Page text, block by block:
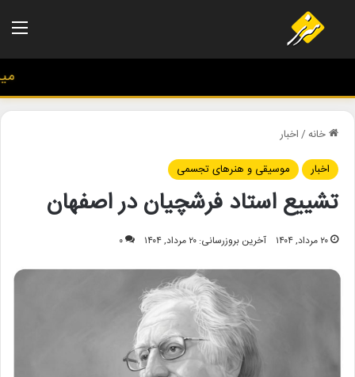
خانه/اخبار
اخبار
موسیقی و هنرهای تجسمی
تشییع استاد فرشچیان در اصفهان
۲۰ مرداد, ۱۴۰۴ آخرین بروزرسانی: ۲۰ مرداد, ۱۴۰۴ ۰